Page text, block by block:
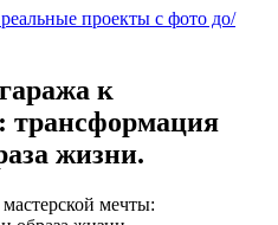
проекты с фото до/
к
трансформация
жизни.